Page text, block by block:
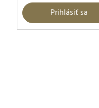
Prihlásiť sa